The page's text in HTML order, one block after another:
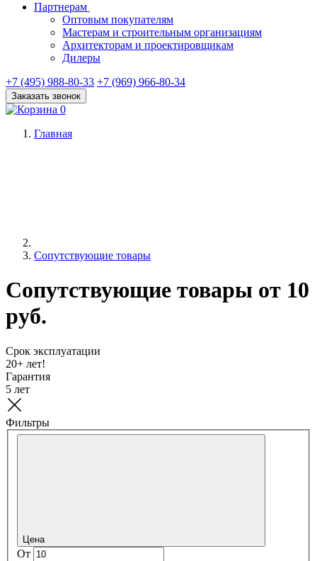
Партнерам
Оптовым покупателям
Мастерам и строительным организациям
Архитекторам и проектировщикам
Дилеры
+7 (495) 988-80-33 +7 (969) 966-80-34
Заказать звонок
0
Главная
Сопутствующие товары
Сопутствующие товары от 10
руб.
Срок эксплуатации
20+ лет!
Гарантия
5 лет
Фильтры
Цена
От